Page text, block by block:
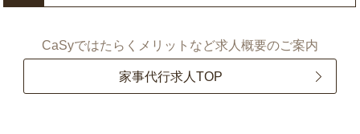
CaSyではたらくメリットなど求人概要のご案内
家事代行求人TOP